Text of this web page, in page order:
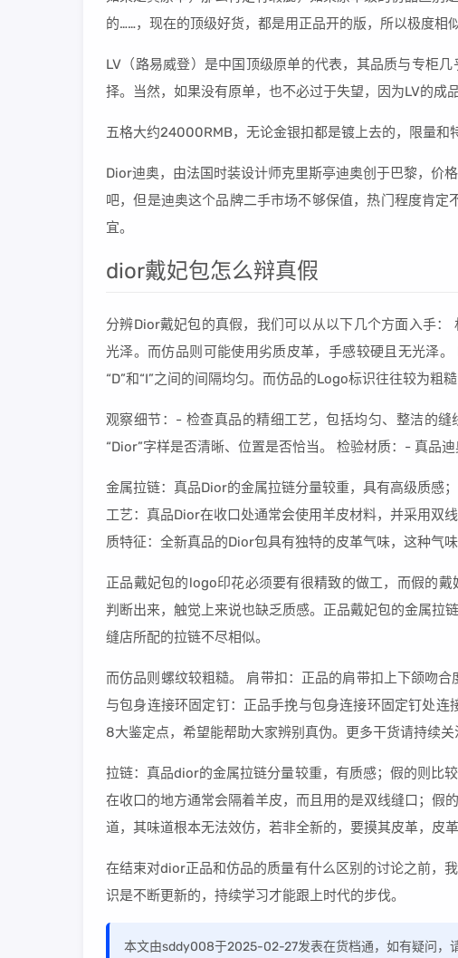
的……，现在的顶级好货，都是用正品开的版，所以极度相似
LV（路易威登）是中国顶级原单的代表，其品质与专柜
择。当然，如果没有原单，也不必过于失望，因为LV的成
五格大约24000RMB，无论金银扣都是镀上去的，限量和
Dior迪奥，由法国时装设计师克里斯亭迪奥创于巴黎，价
吧，但是迪奥这个品牌二手市场不够保值，热门程度肯
宜。
dior戴妃包怎么辩真假
分辨Dior戴妃包的真假，我们可以从以下几个方面入手
光泽。而仿品则可能使用劣质皮革，手感较硬且无光泽
“D”和“I”之间的间隔均匀。而仿品的Logo标识往往较为粗糙
观察细节：- 检查真品的精细工艺，包括均匀、整洁的
“Dior”字样是否清晰、位置是否恰当。 检验材质：- 真品
金属拉链：真品Dior的金属拉链分量较重，具有高级质感
工艺：真品Dior在收口处通常会使用羊皮材料，并采用双
质特征：全新真品的Dior包具有独特的皮革气味，这种气味
正品戴妃包的logo印花必须要有很精致的做工，而假的
判断出来，触觉上来说也缺乏质感。正品戴妃包的金属拉
缝店所配的拉链不尽相似。
而仿品则螺纹较粗糙。 肩带扣：正品的肩带扣上下颌吻
与包身连接环固定钉：正品手挽与包身连接环固定钉处
8大鉴定点，希望能帮助大家辨别真伪。更多干货请持续关
拉链：真品dior的金属拉链分量较重，有质感；假的则比
在收口的地方通常会隔着羊皮，而且用的是双线缝口；假
道，其味道根本无法效仿，若非全新的，要摸其皮革，皮革
在结束对dior正品和仿品的质量有什么区别的讨论之前，
识是不断更新的，持续学习才能跟上时代的步伐。
本文由sddy008于2025-02-27发表在货档通，如有疑问，